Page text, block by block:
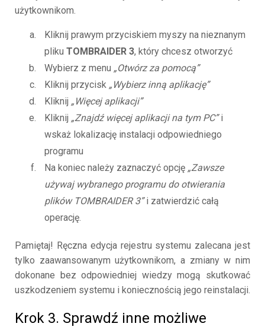
użytkownikom.
Kliknij prawym przyciskiem myszy na nieznanym
pliku TOMBRAIDER 3, który chcesz otworzyć
Wybierz z menu „Otwórz za pomocą”
Kliknij przycisk „Wybierz inną aplikację”
Kliknij „Więcej aplikacji”
Kliknij „Znajdź więcej aplikacji na tym PC”i
wskaż lokalizację instalacji odpowiedniego
programu
Na koniec należy zaznaczyć opcję „Zawsze
używaj wybranego programu do otwierania
plików TOMBRAIDER 3”i zatwierdzić całą
operację.
Pamiętaj! Ręczna edycja rejestru systemu zalecana jest
tylko zaawansowanym użytkownikom, a zmiany w nim
dokonane bez odpowiedniej wiedzy mogą skutkować
uszkodzeniem systemu i koniecznością jego reinstalacji.
Krok 3. Sprawdź inne możliwe